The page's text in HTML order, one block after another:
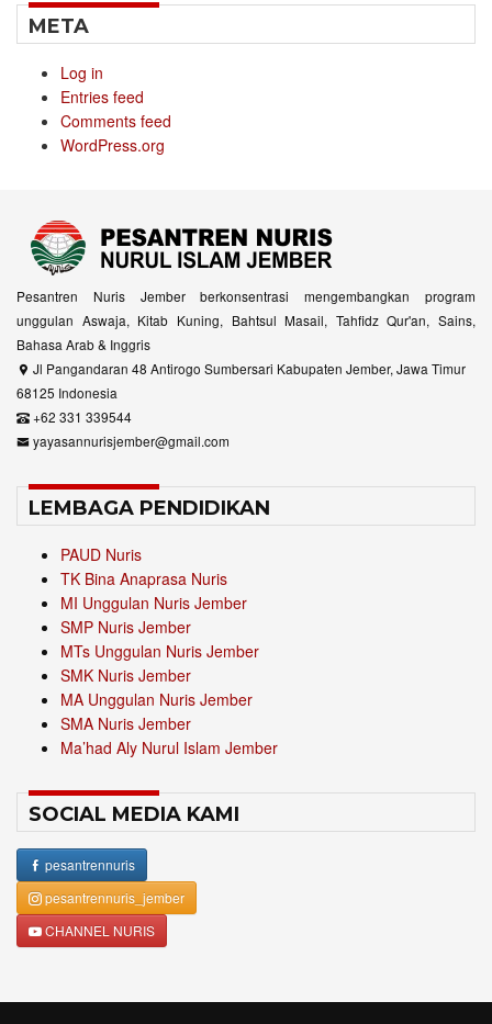
META
Log in
Entries feed
Comments feed
WordPress.org
Pesantren Nuris Jember berkonsentrasi mengembangkan program
unggulan Aswaja, Kitab Kuning, Bahtsul Masail, Tahfidz Qur'an, Sains,
Bahasa Arab & Inggris
Jl Pangandaran 48 Antirogo Sumbersari Kabupaten Jember, Jawa Timur
68125 Indonesia
+62 331 339544
yayasannurisjember@gmail.com
LEMBAGA PENDIDIKAN
PAUD Nuris
TK Bina Anaprasa Nuris
MI Unggulan Nuris Jember
SMP Nuris Jember
MTs Unggulan Nuris Jember
SMK Nuris Jember
MA Unggulan Nuris Jember
SMA Nuris Jember
Ma’had Aly Nurul Islam Jember
SOCIAL MEDIA KAMI
pesantrennuris
pesantrennuris_jember
CHANNEL NURIS